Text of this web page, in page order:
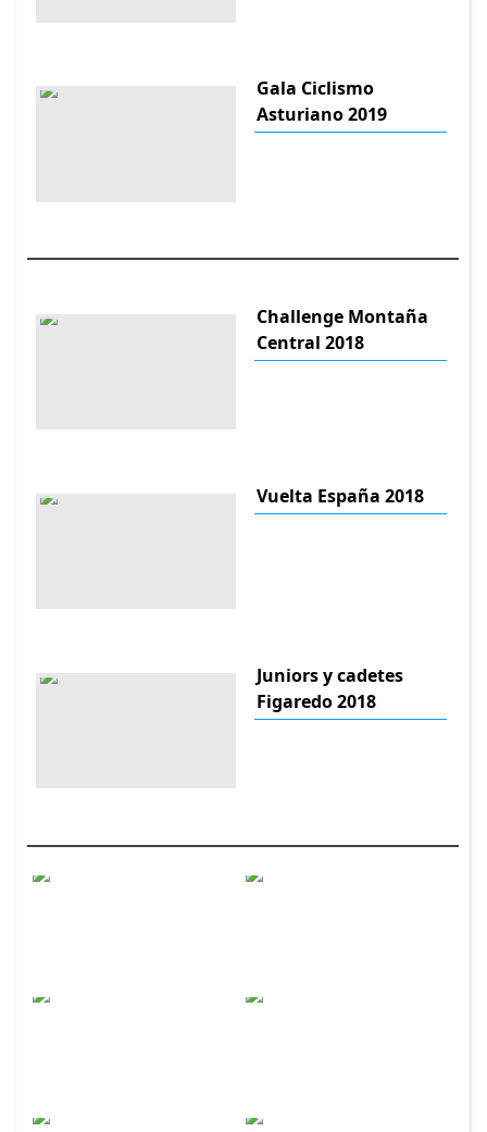
Gala Ciclismo
Asturiano 2019
Challenge Montaña
Central 2018
Vuelta España 2018
Juniors y cadetes
Figaredo 2018